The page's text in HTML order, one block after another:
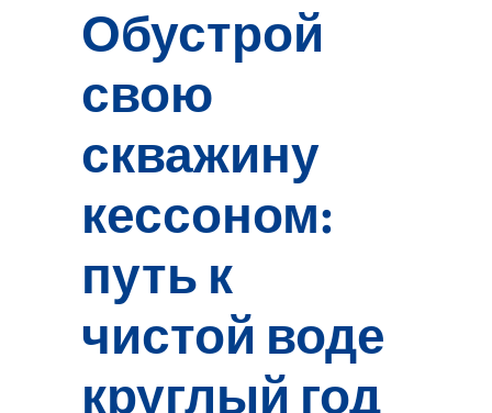
Обустрой
свою
скважину
кессоном:
путь к
чистой воде
круглый год